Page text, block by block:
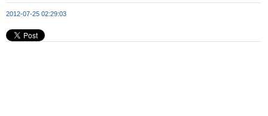
2012-07-25 02:29:03